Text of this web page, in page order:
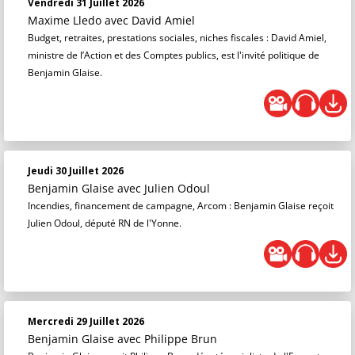
Vendredi 31 Juillet 2026
Maxime Lledo avec David Amiel
Budget, retraites, prestations sociales, niches fiscales : David Amiel,
ministre de l’Action et des Comptes publics, est l'invité politique de
Benjamin Glaise.
Jeudi 30 Juillet 2026
Benjamin Glaise avec Julien Odoul
Incendies, financement de campagne, Arcom : Benjamin Glaise reçoit
Julien Odoul, député RN de l'Yonne.
Mercredi 29 Juillet 2026
Benjamin Glaise avec Philippe Brun